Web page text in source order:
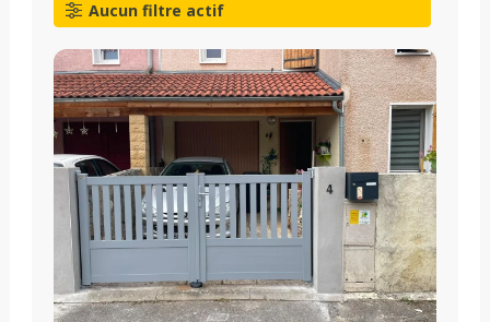
Aucun filtre actif